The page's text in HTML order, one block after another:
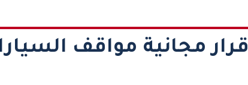
قرار مجانية مواقف